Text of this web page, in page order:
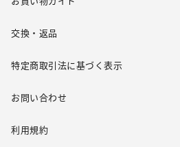
交換・返品
特定商取引法に基づく表示
お問い合わせ
利用規約